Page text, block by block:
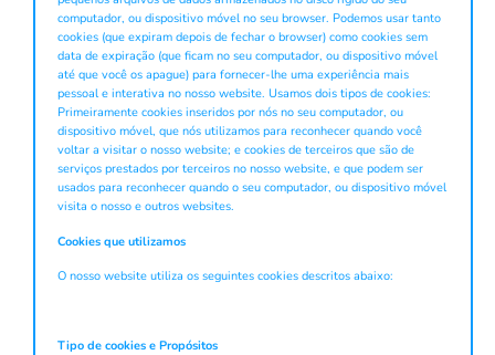
computador, ou dispositivo móvel no seu browser. Podemos usar tanto
cookies (que expiram depois de fechar o browser) como cookies sem
data de expiração (que ficam no seu computador, ou dispositivo móvel
até que você os apague) para fornecer-lhe uma experiência mais
pessoal e interativa no nosso website. Usamos dois tipos de cookies:
Primeiramente cookies inseridos por nós no seu computador, ou
dispositivo móvel, que nós utilizamos para reconhecer quando você
voltar a visitar o nosso website; e cookies de terceiros que são de
serviços prestados por terceiros no nosso website, e que podem ser
usados para reconhecer quando o seu computador, ou dispositivo móvel
visita o nosso e outros websites.
Cookies que utilizamos
O nosso website utiliza os seguintes cookies descritos abaixo:
Tipo de cookies e Propósitos